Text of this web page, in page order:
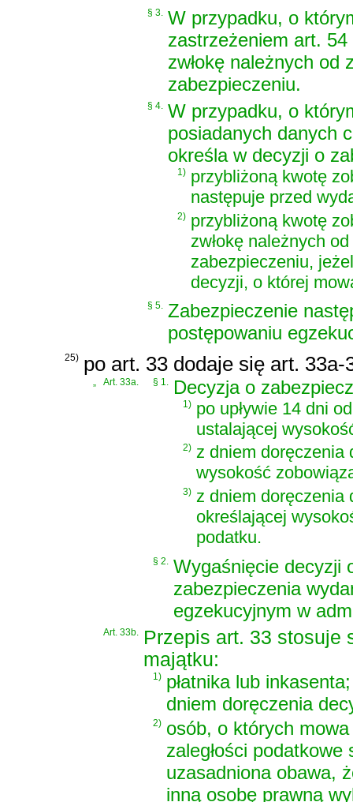
§ 3. W przypadku, o
zastrzeżeniem art.
zwłokę należnych od
zabezpieczeniu.
§ 4. W przypadku, o
posiadanych danych
określa w decyzji o
1) przybliżoną kwotę
następuje przed
2) przybliżoną kwotę
zwłokę należnych
zabezpieczeniu,
decyzji, o której
§ 5. Zabezpieczenie
postępowaniu
25) po art. 33 dodaje się art.
„ Art. 33a. § 1. Decyzja o
1) po upływie 14 dni
ustalającej
2) z dniem doręczenia
wysokość
3) z dniem doręczenia
określającej
podatku.
§ 2.
Wygaśnięcie decyzji
zabezpieczenia
egzekucyjnym w
Art. 33b.
Przepis art. 33 stosuje
majątku:
1) płatnika lub
dniem doręczenia
2) osób, o których
zaległości
uzasadniona obawa,
inną osobę prawną